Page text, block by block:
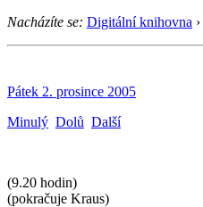
Nacházíte se: Digitální knihovna ›
Pátek 2. prosince 2005
Minulý Dolů Další
(9.20 hodin)
(pokračuje Kraus)